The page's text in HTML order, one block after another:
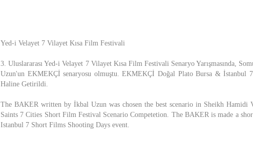
Yed-i Velayet 7 Vilayet Kısa Film Festivali
3. Uluslararası Yed-i Velayet 7 Vilayet Kısa Film Festivali Senaryo Yarışmasında,
Uzun'un EKMEKÇİ senaryosu olmuştu. EKMEKÇİ Doğal Plato Bursa & İstanbul
Haline Getirildi.
The BAKER written by İkbal Uzun was chosen the best scenario in Sheikh Hamidi
Saints 7 Cities Short Film Festival Scenario Competetion. The BAKER is made a
Istanbul 7 Short Films Shooting Days event.